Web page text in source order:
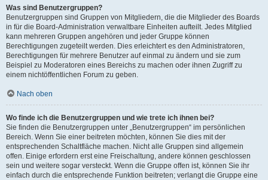
Was sind Benutzergruppen?
Benutzergruppen sind Gruppen von Mitgliedern, die die Mitglieder des Boards
in für die Board-Administration verwaltbare Einheiten aufteilt. Jedes Mitglied
kann mehreren Gruppen angehören und jeder Gruppe können
Berechtigungen zugeteilt werden. Dies erleichtert es den Administratoren,
Berechtigungen für mehrere Benutzer auf einmal zu ändern und sie zum
Beispiel zu Moderatoren eines Bereichs zu machen oder ihnen Zugriff zu
einem nichtöffentlichen Forum zu geben.
Nach oben
Wo finde ich die Benutzergruppen und wie trete ich ihnen bei?
Sie finden die Benutzergruppen unter „Benutzergruppen“ im persönlichen
Bereich. Wenn Sie einer beitreten möchten, können Sie dies mit der
entsprechenden Schaltfläche machen. Nicht alle Gruppen sind allgemein
offen. Einige erfordern erst eine Freischaltung, andere können geschlossen
sein und weitere sogar versteckt. Wenn die Gruppe offen ist, können Sie ihr
einfach durch die entsprechende Funktion beitreten; verlangt die Gruppe eine